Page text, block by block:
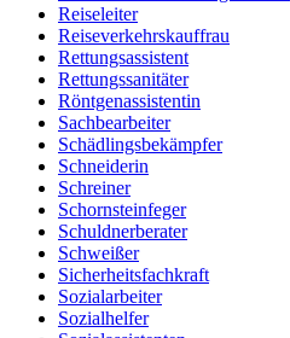
Reiseleiter
Reiseverkehrskauffrau
Rettungsassistent
Rettungssanitäter
Röntgenassistentin
Sachbearbeiter
Schädlingsbekämpfer
Schneiderin
Schreiner
Schornsteinfeger
Schuldnerberater
Schweißer
Sicherheitsfachkraft
Sozialarbeiter
Sozialhelfer